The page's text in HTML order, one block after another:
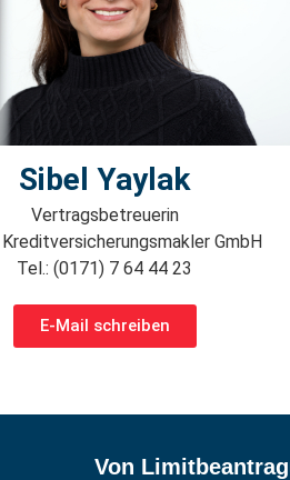
Sibel Yaylak
Vertragsbetreuerin
GmbH
Tel.: (0171) 7 64 44 23
E-Mail schreiben
Von